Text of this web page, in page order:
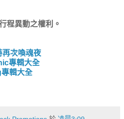
程異動之權利。
再次喚魂夜
專輯大全
輯大全